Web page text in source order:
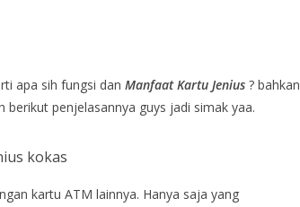
apa sih fungsi dan Manfaat Kartu Jenius ? bahkan
penjelasannya guys jadi simak yaa.
kokas
kartu ATM lainnya. Hanya saja yang